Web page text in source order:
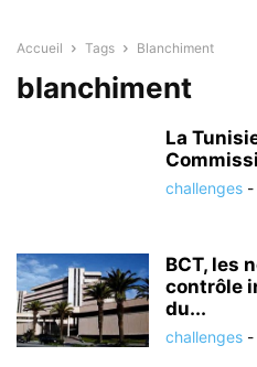
Accueil Tags Blanchiment
blanchiment
La
challenges -
BCT, les
contrôle
du...
challenges -